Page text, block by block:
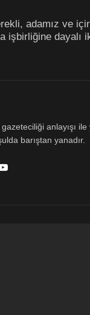
adamız ve
işbirliğine
anlayışı
barıştan yanadır.